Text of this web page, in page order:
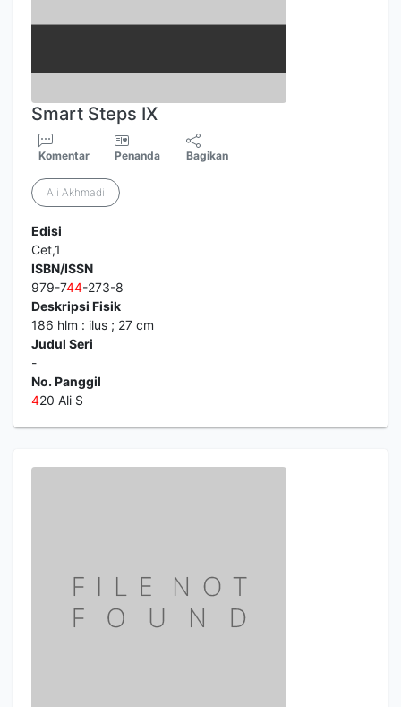
Smart Steps IX
Komentar Penanda Bagikan
Ali Akhmadi
Edisi
Cet,1
ISBN/ISSN
979-744-273-8
Deskripsi Fisik
186 hlm : ilus ; 27 cm
Judul Seri
-
No. Panggil
420 Ali S